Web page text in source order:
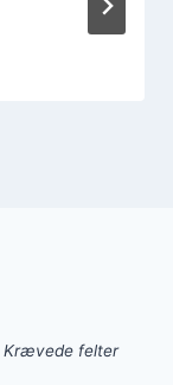
Krævede felter